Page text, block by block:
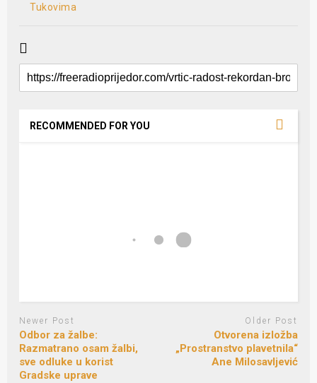
Tukovima
RECOMMENDED FOR YOU
Newer Post
Odbor za žalbe:
Razmatrano osam žalbi,
sve odluke u korist
Gradske uprave
Older Post
Otvorena izložba
„Prostranstvo plavetnila“
Ane Milosavljević